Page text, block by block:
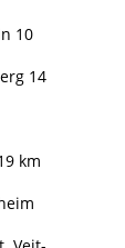
10
14
km